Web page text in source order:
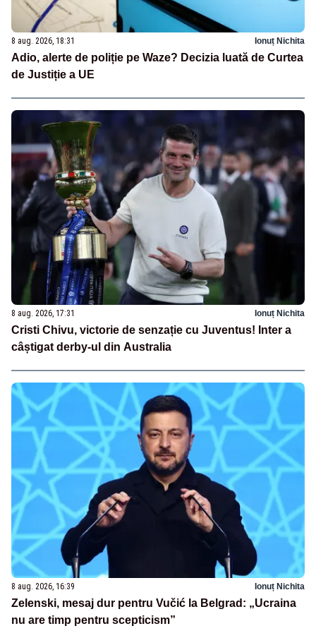
8 aug. 2026, 18:31 Ionuț Nichita
Adio, alerte de poliție pe Waze? Decizia luată de Curtea
de Justiție a UE
8 aug. 2026, 17:31 Ionuț Nichita
Cristi Chivu, victorie de senzație cu Juventus! Inter a
câștigat derby-ul din Australia
8 aug. 2026, 16:39 Ionuț Nichita
Zelenski, mesaj dur pentru Vučić la Belgrad: „Ucraina
nu are timp pentru scepticism”